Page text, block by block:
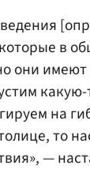
в
они имеют
какую-
на
то
—